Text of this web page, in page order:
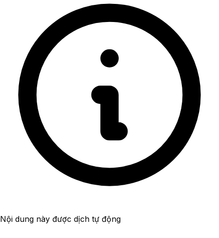
Nội dung này được dịch tự động